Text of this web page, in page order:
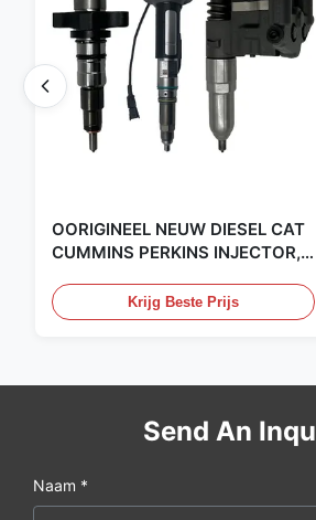
OORIGINEEL NEUW DIESEL CAT
CUMMINS PERKINS INJECTOR,
CUMMINS, PKERINS dealer, alles
is origineel nieuw
Krijg Beste Prijs
Send An
Naam *